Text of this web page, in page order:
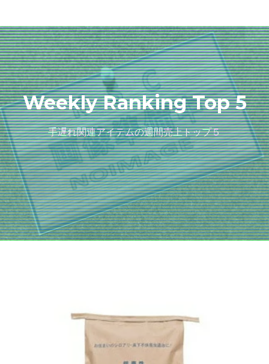
Weekly Ranking Top 5
手遅れ関連アイテムの週間売上トップ５